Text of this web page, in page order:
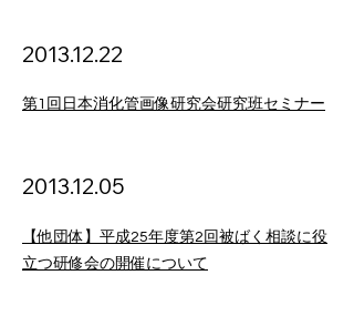
2013.12.22
第1回日本消化管画像研究会研究班セミナー
2013.12.05
【他団体】平成25年度第2回被ばく相談に役
立つ研修会の開催について